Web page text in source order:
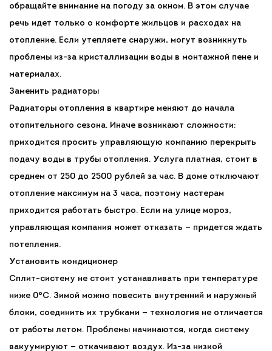
обращайте внимание на погоду за окном. В этом случае
речь идет только о комфорте жильцов и расходах на
отопление. Если утепляете снаружи, могут возникнуть
проблемы из-за кристаллизации воды в монтажной пене и
материалах.
Заменить радиаторы
Радиаторы отопления в квартире меняют до начала
отопительного сезона. Иначе возникают сложности:
приходится просить управляющую компанию перекрыть
подачу воды в трубы отопления. Услуга платная, стоит в
среднем от 250 до 2500 рублей за час. В доме отключают
отопление максимум на 3 часа, поэтому мастерам
приходится работать быстро. Если на улице мороз,
управляющая компания может отказать — придется ждать
потепления.
Установить кондиционер
Сплит-систему не стоит устанавливать при температуре
ниже 0°С. Зимой можно повесить внутренний и наружный
блоки, соединить их трубками — технология не отличается
от работы летом. Проблемы начинаются, когда систему
вакуумируют — откачивают воздух. Из-за низкой